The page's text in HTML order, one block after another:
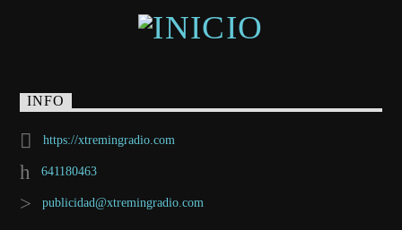
INFO
https://xtremingradio.com
641180463
publicidad@xtremingradio.com